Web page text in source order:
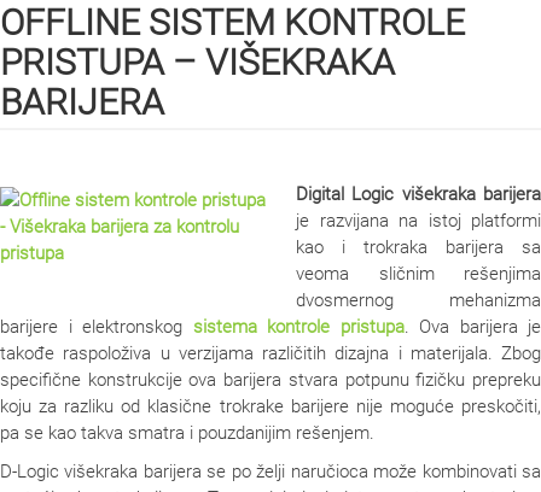
OFFLINE SISTEM KONTROLE
PRISTUPA – VIŠEKRAKA
BARIJERA
Digital Logic višekraka barijera
je razvijana na istoj platformi
kao i trokraka barijera sa
veoma sličnim rešenjima
dvosmernog mehanizma
barijere i elektronskog sistema kontrole pristupa. Ova barijera je
takođe raspoloživa u verzijama različitih dizajna i materijala. Zbog
specifične konstrukcije ova barijera stvara potpunu fizičku prepreku
koju za razliku od klasične trokrake barijere nije moguće preskočiti,
pa se kao takva smatra i pouzdanijim rešenjem.
D-Logic višekraka barijera se po želji naručioca može kombinovati sa